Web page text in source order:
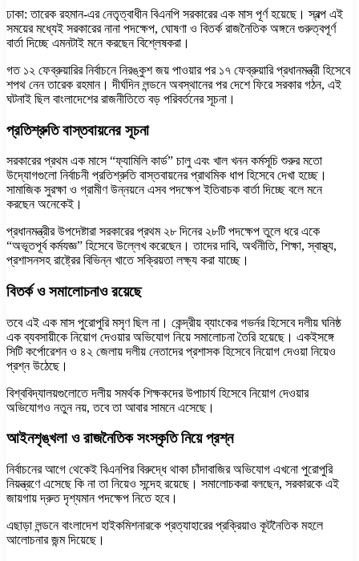
ঢাকা: তারেক রহমান-এর নেতৃত্বাধীন বিএনপি সরকারের এক মাস পূর্ণ হয়েছে। স্বল্প এই
সময়ের মধ্যেই সরকারের নানা পদক্ষেপ, ঘোষণা ও বিতর্ক রাজনৈতিক অঙ্গনে গুরুত্বপূর্ণ
বার্তা দিচ্ছে এমনটাই মনে করছেন বিশ্লেষকরা।
গত ১২ ফেব্রুয়ারির নির্বাচনে নিরঙ্কুশ জয় পাওয়ার পর ১৭ ফেব্রুয়ারি প্রধানমন্ত্রী হিসেবে
শপথ নেন তারেক রহমান। দীর্ঘদিন লন্ডনে অবস্থানের পর দেশে ফিরে সরকার গঠন, এই
ঘটনাই ছিল বাংলাদেশের রাজনীতিতে বড় পরিবর্তনের সূচনা।
প্রতিশ্রুতি বাস্তবায়নের সূচনা
সরকারের প্রথম এক মাসে “ফ্যামিলি কার্ড” চালু এবং খাল খনন কর্মসূচি শুরুর মতো
উদ্যোগগুলো নির্বাচনী প্রতিশ্রুতি বাস্তবায়নের প্রাথমিক ধাপ হিসেবে দেখা হচ্ছে।
সামাজিক সুরক্ষা ও গ্রামীণ উন্নয়নে এসব পদক্ষেপ ইতিবাচক বার্তা দিচ্ছে বলে মনে
করছেন অনেকেই।
প্রধানমন্ত্রীর উপদেষ্টারা সরকারের প্রথম ২৮ দিনের ২৮টি পদক্ষেপ তুলে ধরে একে
“অভূতপূর্ব কর্মযজ্ঞ” হিসেবে উল্লেখ করেছেন। তাদের দাবি, অর্থনীতি, শিক্ষা, স্বাস্থ্য,
প্রশাসনসহ রাষ্ট্রের বিভিন্ন খাতে সক্রিয়তা লক্ষ্য করা যাচ্ছে।
বিতর্ক ও সমালোচনাও রয়েছে
তবে এই এক মাস পুরোপুরি মসৃণ ছিল না। কেন্দ্রীয় ব্যাংকের গভর্নর হিসেবে দলীয় ঘনিষ্ঠ
এক ব্যবসায়ীকে নিয়োগ দেওয়ার অভিযোগ নিয়ে সমালোচনা তৈরি হয়েছে। একইসঙ্গে
সিটি কর্পোরেশন ও ৪২ জেলায় দলীয় নেতাদের প্রশাসক হিসেবে নিয়োগ দেওয়া নিয়েও
প্রশ্ন উঠেছে।
বিশ্ববিদ্যালয়গুলোতে দলীয় সমর্থক শিক্ষকদের উপাচার্য হিসেবে নিয়োগ দেওয়ার
অভিযোগও নতুন নয়, তবে তা আবার সামনে এসেছে।
আইনশৃঙ্খলা ও রাজনৈতিক সংস্কৃতি নিয়ে প্রশ্ন
নির্বাচনের আগে থেকেই বিএনপির বিরুদ্ধে থাকা চাঁদাবাজির অভিযোগ এখনো পুরোপুরি
নিয়ন্ত্রণে এসেছে কি না তা নিয়েও সন্দেহ রয়েছে। সমালোচকরা বলছেন, সরকারকে এই
জায়গায় দ্রুত দৃশ্যমান পদক্ষেপ নিতে হবে।
এছাড়া লন্ডনে বাংলাদেশ হাইকমিশনারকে প্রত্যাহারের প্রক্রিয়াও কূটনৈতিক মহলে
আলোচনার জন্ম দিয়েছে।